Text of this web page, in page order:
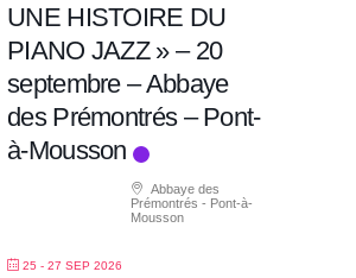
UNE HISTOIRE DU
PIANO JAZZ » – 20
septembre – Abbaye
des Prémontrés – Pont-
à-Mousson
Abbaye des
Prémontrés - Pont-à-
Mousson
25 - 27 SEP 2026